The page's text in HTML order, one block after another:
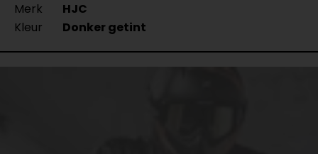
Merk
HJC
Kleur
Donker getint